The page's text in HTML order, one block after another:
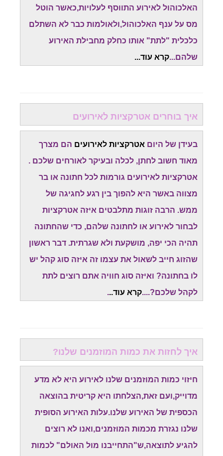
האלכוהול לאירוע התווסף לעלויות,כאשר הוטל
מס על ענף האלכוהול,ולאולמות כבר לא השתלם
כלכלית "לתת" אותו כחלק מחבילת האירוע
שלהם...קרא עוד...
איך בוחרים אטרקציות לאירועים
בעידן של היום אטרקציות לאירועים הם מצרך
מאוד חשוב לחתן, לכלה ובעיקר לאורחים שלכם .
אטרקציות לאירועים גורמות לכל חתונה או בר
מצווה באשר היא להפוך בין רגע לחגיגה של
ממש. הרבה זוגות מתלבטים איזה אטרקציות
לבחור לאירוע או לחתונה שלהם, כדי שהחתונה
תהיה הכי יפה, מושקעת ולא שגרתית. דבר ראשון
שהזוג חייב לשאול את עצמו זה איזה סוג קהל יש
לו בחתונה? ואיזה סוג חוויה אתם רוצים לתת
לקהל שלכם?....קרא עוד...
איך לחזות את כמות המוזמנים שלנו?
חיזוי כמות המוזמנים שלנו לאירוע היא לא מדע
מדוייק,ועם זאת,הצלחתו היא קריטית בהוצאה
הכספית של האירוע שלנו.עלות האירוע הסופית
שלנו נגזרת מכמות המוזמנים,ואנו לא רוצים
להגיע לתוצאה,ש"התחייבנו מול האולם" לכמות